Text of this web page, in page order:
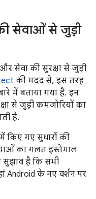
सेवाओं से जुड़ी
और सेवा की सुरक्षा से जुड़ी
की मदद से, इस तरह
में बताया गया है. इन
से जुड़ी कमजोरियों का
है.
किए गए सुधारों की
का गलत इस्तेमाल
सुझाव है कि सभी
Android के नए वर्शन पर